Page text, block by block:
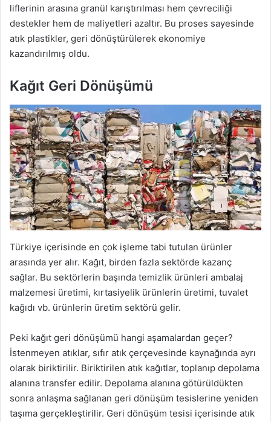
liflerinin arasına granül karıştırılması hem çevreciliği
destekler hem de maliyetleri azaltır. Bu proses sayesinde
atık plastikler, geri dönüştürülerek ekonomiye
kazandırılmış oldu.
Kağıt Geri Dönüşümü
Türkiye içerisinde en çok işleme tabi tutulan ürünler
arasında yer alır. Kağıt, birden fazla sektörde kazanç
sağlar. Bu sektörlerin başında temizlik ürünleri ambalaj
malzemesi üretimi, kırtasiyelik ürünlerin üretimi, tuvalet
kağıdı vb. ürünlerin üretim sektörü gelir.
Peki kağıt geri dönüşümü hangi aşamalardan geçer?
İstenmeyen atıklar, sıfır atık çerçevesinde kaynağında ayrı
olarak biriktirilir. Biriktirilen atık kağıtlar, toplanıp depolama
alanına transfer edilir. Depolama alanına götürüldükten
sonra anlaşma sağlanan geri dönüşüm tesislerine yeniden
taşıma gerçekleştirilir. Geri dönüşüm tesisi içerisinde atık